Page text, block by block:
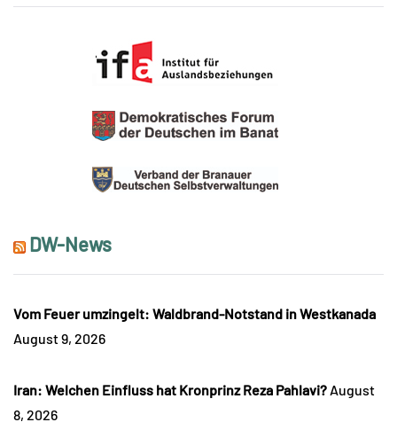
DW-News
Vom Feuer umzingelt: Waldbrand-Notstand in Westkanada
August 9, 2026
Iran: Welchen Einfluss hat Kronprinz Reza Pahlavi? August
8, 2026